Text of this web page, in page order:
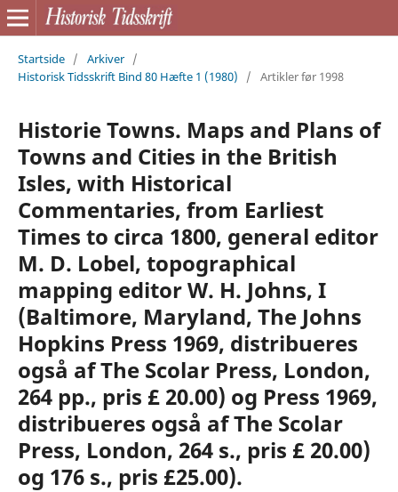
Startside / Arkiver /
Historisk Tidsskrift Bind 80 Hæfte 1 (1980)
/ Artikler før 1998
Historie Towns. Maps and Plans of
Towns and Cities in the British
Isles, with Historical
Commentaries, from Earliest
Times to circa 1800, general editor
M. D. Lobel, topographical
mapping editor W. H. Johns, I
(Baltimore, Maryland, The Johns
Hopkins Press 1969, distribueres
også af The Scolar Press, London,
264 pp., pris £ 20.00) og Press 1969,
distribueres også af The Scolar
Press, London, 264 s., pris £ 20.00)
og 176 s., pris £25.00).